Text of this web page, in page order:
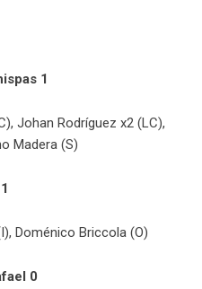
1
Johan Rodríguez x2 (LC),
Madera (S)
Doménico Briccola (O)
0